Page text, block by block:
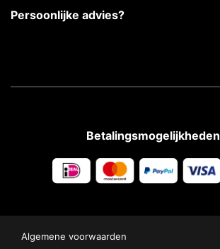
Persoonlijke advies?
Betalingsmogelijkheden
Algemene voorwaarden